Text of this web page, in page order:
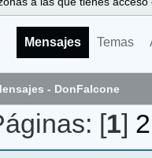
Mensajes Temas
- DonFalcone
[1] 2